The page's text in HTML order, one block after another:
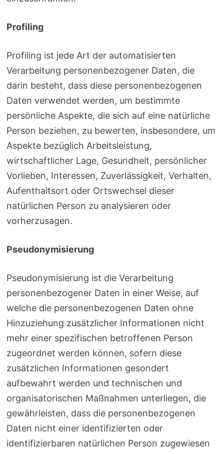
Profiling
Profiling ist jede Art der automatisierten
Verarbeitung personenbezogener Daten, die
darin besteht, dass diese personenbezogenen
Daten verwendet werden, um bestimmte
persönliche Aspekte, die sich auf eine natürliche
Person beziehen, zu bewerten, insbesondere, um
Aspekte bezüglich Arbeitsleistung,
wirtschaftlicher Lage, Gesundheit, persönlicher
Vorlieben, Interessen, Zuverlässigkeit, Verhalten,
Aufenthaltsort oder Ortswechsel dieser
natürlichen Person zu analysieren oder
vorherzusagen.
Pseudonymisierung
Pseudonymisierung ist die Verarbeitung
personenbezogener Daten in einer Weise, auf
welche die personenbezogenen Daten ohne
Hinzuziehung zusätzlicher Informationen nicht
mehr einer spezifischen betroffenen Person
zugeordnet werden können, sofern diese
zusätzlichen Informationen gesondert
aufbewahrt werden und technischen und
organisatorischen Maßnahmen unterliegen, die
gewährleisten, dass die personenbezogenen
Daten nicht einer identifizierten oder
identifizierbaren natürlichen Person zugewiesen